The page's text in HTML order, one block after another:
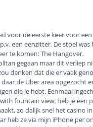
voor de eerste keer voor
een eenzitter. De stoel
te komen: The Hangover.
gegaan maar dit verliep
denken dat die er vaak
de Uber area opgezocht
die je hebt. Eenmaal
fountain view, heb je
zo dalijk snel het casino
ze via mijn iPhone per